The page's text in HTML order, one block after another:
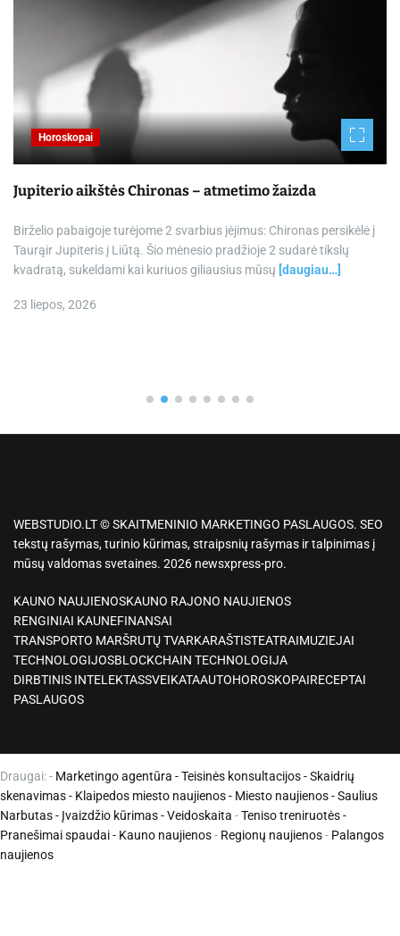
Horoskopai
Jupiterio aikštės Chironas – atmetimo žaizda
Birželio pabaigoje turėjome 2 svarbius įėjimus: Chironas persikėlė į
Taurąir Jupiteris į Liūtą. Šio mėnesio pradžioje 2 sudarė tikslų
kvadratą, sukeldami kai kuriuos giliausius mūsų [daugiau…]
23 liepos, 2026
WEBSTUDIO.LT © SKAITMENINIO MARKETINGO PASLAUGOS. SEO
tekstų rašymas, turinio kūrimas, straipsnių rašymas ir talpinimas į
mūsų valdomas svetaines. 2026 newsxpress-pro.
KAUNO NAUJIENOSKAUNO RAJONO NAUJIENOS
RENGINIAI KAUNEFINANSAI
TRANSPORTO MARŠRUTŲ TVARKARAŠTISTEATRAIMUZIEJAI
TECHNOLOGIJOSBLOCKCHAIN TECHNOLOGIJA
DIRBTINIS INTELEKTASSVEIKATAAUTOHOROSKOPAIRECEPTAI
PASLAUGOS
Draugai: - Marketingo agentūra -Teisinės konsultacijos-Skaidrių
skenavimas- Klaipedos miesto naujienos- Miesto naujienos-Saulius
Narbutas- Įvaizdžio kūrimas-Veidoskaita -Teniso treniruotės-
Pranešimai spaudai - Kauno naujienos- Regionų naujienos- Palangos
naujienos